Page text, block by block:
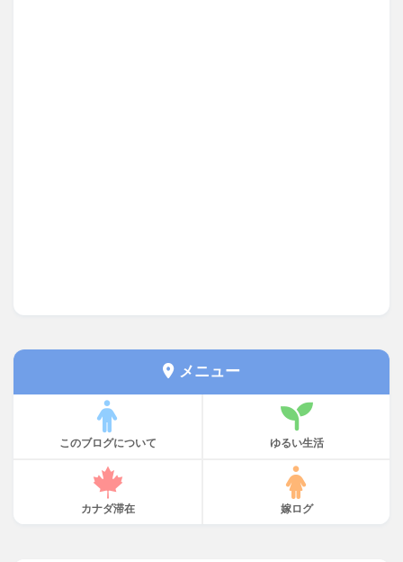
メニュー
このブログについて ゆるい生活
カナダ滞在 嫁ログ